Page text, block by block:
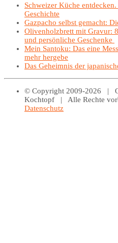
Schweizer Küche
Geschichte
Gazpacho selbst gemacht:
Olivenholzbrett mit Gravur:
und persönliche Geschenke
Mein Santoku: Das eine
mehr hergebe
Das Geheimnis der
© Copyright 2009-2026 |
Kochtopf | Alle Rechte
Datenschutz